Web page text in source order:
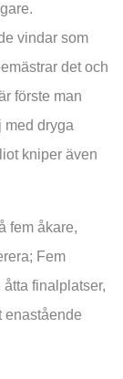
vindar som
det och
förste man
med dryga
kniper även
fem åkare,
Fem
finalplatser,
enastående